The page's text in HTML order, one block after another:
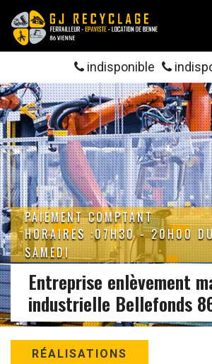
indisponible
PAIEMENT COMPTANT
HORAIRES :07H30 - 20H00
SAMEDI
Entreprise enlèvement
industrielle Bellefonds
RÉALISATIONS